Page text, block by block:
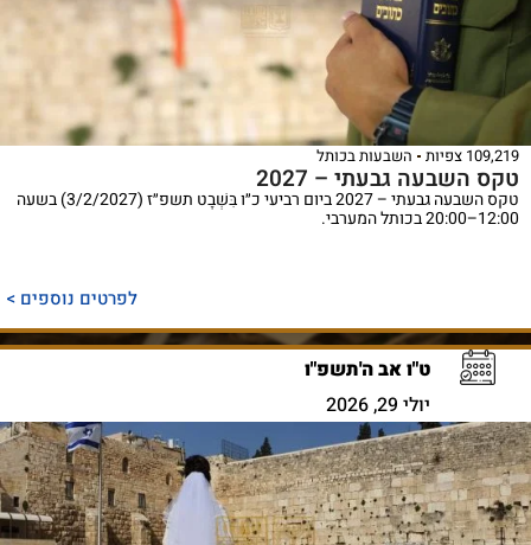
109,219 צפיות השבעות בכותל
טקס השבעה גבעתי – 2027
טקס השבעה גבעתי – 2027 ביום רביעי כ״ו בִּשְׁבָט תשפ״ז (3/2/2027) בשעה
12:00–20:00 בכותל המערבי.
לפרטים נוספים >
ט"ו אב ה'תשפ"ו
יולי 29, 2026